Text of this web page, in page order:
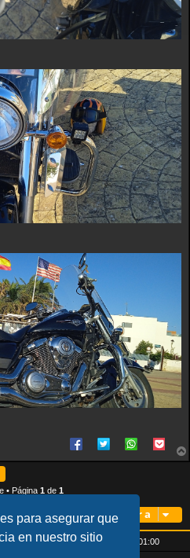
para asegurar que
en nuestro sitio
• Página 1 de 1
Ir a
Todos los horarios son UTC+01:00